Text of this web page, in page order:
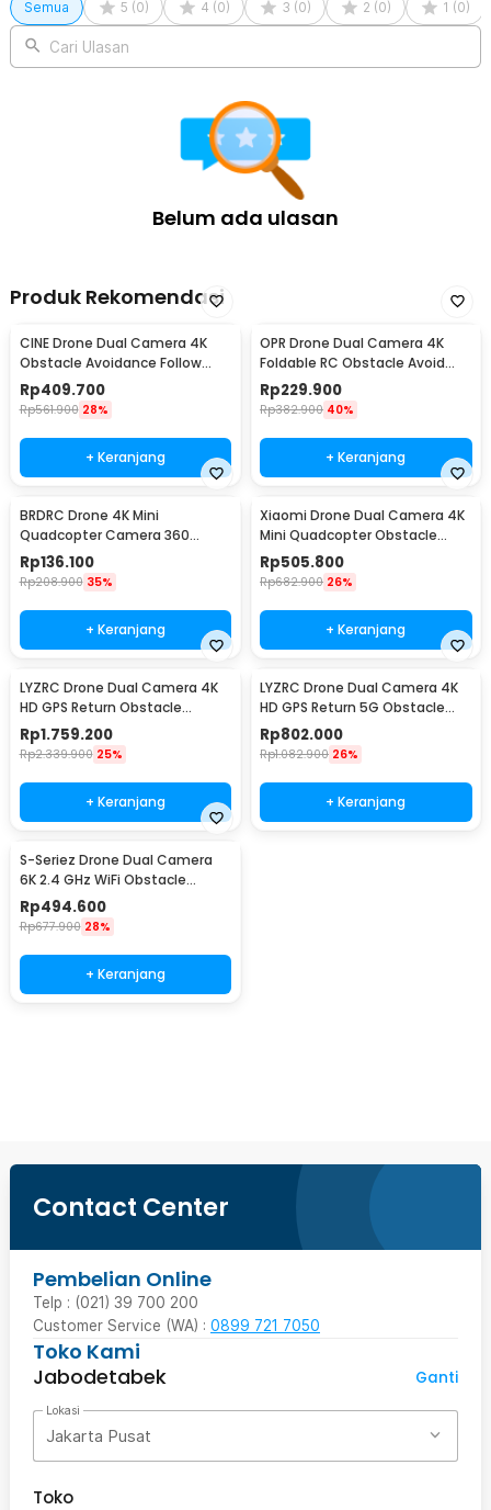
1 x Obeng
1 x Panduan Penggunaan
Semua 5 (0) 4 (0) 3 (0) 2 (0) 1 (0)
Cari Ulasan
Belum ada ulasan
Produk Rekomendasi
CINE Drone Dual Camera 4K
Obstacle Avoidance Follow
Gesture 2000mAh - Z908 PRO
Rp409.700
Rp561.900 28%
+ Keranjang
OPR Drone Dual Camera 4K
Foldable RC Obstacle Avoid
WiFi 1800mAh - S6MAX
Rp229.900
Rp382.900 40%
+ Keranjang
BRDRC Drone 4K Mini
Quadcopter Camera 360
Rotation Headless VR 1800mAh
- E88
Rp136.100
Rp208.900 35%
+ Keranjang
Xiaomi Drone Dual Camera 4K
Mini Quadcopter Obstacle
Avoid 1800mAh - 4DRC V30
Rp505.800
Rp682.900 26%
+ Keranjang
LYZRC Drone Dual Camera 4K
HD GPS Return Obstacle
Avoidance 1600mAh - L200 PRO
MAX
Rp1.759.200
Rp2.339.900 25%
+ Keranjang
LYZRC Drone Dual Camera 4K
HD GPS Return 5G Obstacle
Avoidance 2200mAh - L900
PRO
Rp802.000
Rp1.082.900 26%
+ Keranjang
S-Seriez Drone Dual Camera
6K 2.4 GHz WiFi Obstacle
Avoidance 1800mAh - S2S
Rp494.600
Rp677.900 28%
+ Keranjang
Contact Center
Pembelian Online
Telp : (021) 39 700 200
Customer Service (WA) : 0899 721 7050
Toko Kami
Jabodetabek
Ganti
Lokasi
Jakarta Pusat
Toko